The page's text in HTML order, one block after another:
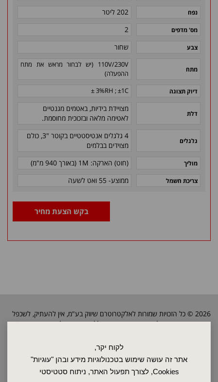
לקוח יקר,
אתר זה עושה שימוש בטכנולוגיות מידע ובהן "עוגיות"
Cookies, לצורך תפעול האתר, ניתוח סטטיסטי
נפח 202 ליטר
מס' מדפים 2
צבע שחור
מתח
110V/230V (יש לבחור מראש את מתח
ההפעלה)
דיוק תצוגה 3%RH ; ±1C ±
דלת
מצויידת בידיות, באטמים מגנטיים
לאטימה מלאה ובזכוכית מחוסמת.
גלגלים
4 גלגלים אנטיסטטיים בקוטר "3, כולם
מצוידים בבלמים
מוליך (חוט) הארקה: 1M (באורך 940 מ"מ)
צריכת חשמל ממוצע- 55 ואט לשעה
בקש הצעת מחיר
2026 © כל הזכויות שמורות לאלקטרוטרם שיווק בע"מ, אין להעתיק, לשכפל
טקסטים, תמונות וכל חומר אחר באתר זה ללא אישור בעלי החברה.
שרות ותחזוקה